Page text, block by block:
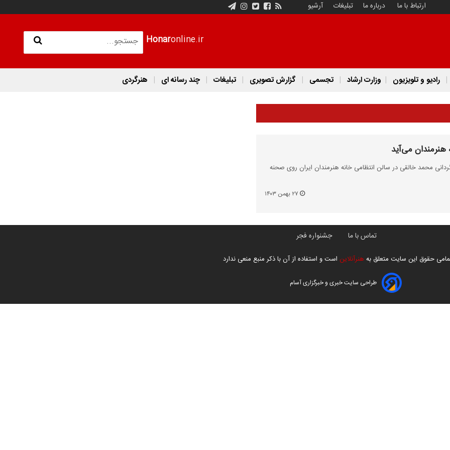
ارتباط با ما درباره ما تبلیغات آرشیو
Honaronline.ir
رادیو و تلویزیون وزارت ارشاد تجسمی گزارش تصویری تبلیغات چند رسانه ای هنرگردی
می‌آید
محمد خالقی در سالن انتظامی خانه هنرمندان ایران روی صحنه
تماس با ما جشنواره فجر
حقوق این سایت متعلق به هنرآنلاین است و استفاده از آن با ذکر منبع منعی ندارد
طراحی سایت خبری و خبرگزاری آسام